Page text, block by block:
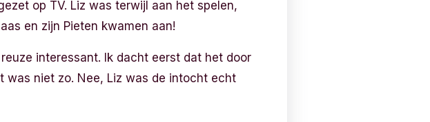
op TV. Liz was terwijl aan het spelen,
en zijn Pieten kwamen aan!
interessant. Ik dacht eerst dat het door
was niet zo. Nee, Liz was de intocht echt